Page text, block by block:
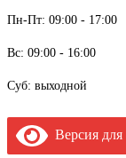
Пн-Пт: 09:00 - 17:00
Вс: 09:00 - 16:00
Суб: выходной
Версия